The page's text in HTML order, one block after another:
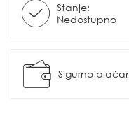
Stanje:
Nedostupno
Sigurno